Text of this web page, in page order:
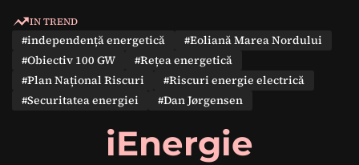
IN TREND
#independență energetică
#Eoliană Marea Nordului
#Obiectiv 100 GW
#Rețea energetică
#Plan Național Riscuri
#Riscuri energie electrică
#Securitatea energiei
#Dan Jørgensen
iEnergie